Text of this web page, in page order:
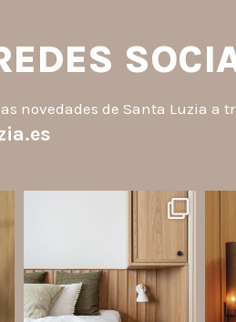
novedades de Santa Luzia a
¿Querés salir de la cabecera
de pared Santa Luzia pueden ser
la solución!
Líneas como Waves, Gizé y
Jul 14